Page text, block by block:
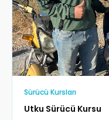
Sürücü Kursları
Utku Sürücü Kursu